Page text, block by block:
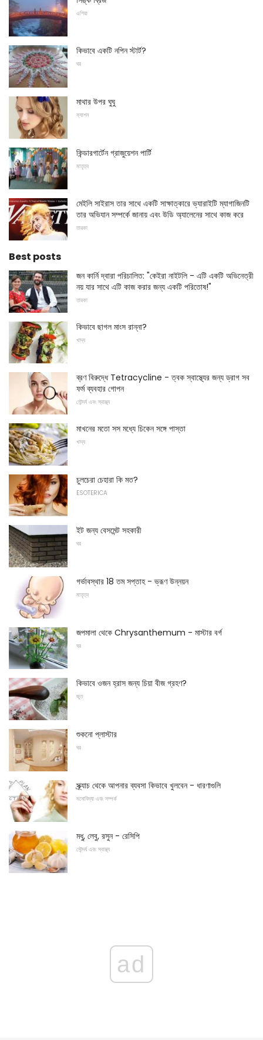
এশিয়া
কিভাবে একটি নপিন স্টার্ট?
ঘর
মাথার উপর ঘুঘু
ফ্যাশন
কিন্ডারগার্টেন গ্রাজুয়েশন পার্টি
মাতৃত্ব
মেইলি সাইরাস তার সাথে একটি সাক্ষাত্কারে ভ্যারাইটি ম্যাগাজিনটি
তার অভিযান সম্পর্কে জানায় এবং উডি অ্যালেনের সাথে কাজ করে
তারকা
Best posts
জন কার্নি দ্বারা পরিচালিত: "কেইরা নাইটলি - এটি একটি অভিনেত্রী
নয় যার সাথে এটি কাজ করার জন্য একটি পরিতোষ!"
তারকা
কিভাবে ছাগল মাংস রান্না?
খাদ্য
ব্রণ বিরুদ্ধে Tetracycline - ত্বক স্বাস্থ্যের জন্য ড্রাগ সব
ফর্ম ব্যবহার গোপন
সৌন্দর্য এবং স্বাস্থ্য
মাখনের মতো সস মধ্যে চিকেন সঙ্গে পাস্তা
খাদ্য
চুলচেরা চেহারা কি মত?
ESOTERICA
ইট জন্য বেসমেন্ট সহকারী
ঘর
গর্ভাবস্থার 18 তম সপ্তাহ - ভ্রূণ উন্নয়ন
মাতৃত্ব
জপমালা থেকে Chrysanthemum - মাস্টার বর্গ
ঘর
কিভাবে ওজন হ্রাস জন্য চিয়া বীজ গ্রহণ?
জুত
শুকনো প্লাস্টার
ঘর
স্ক্র্যাচ থেকে আপনার ব্যবসা কিভাবে খুলবেন - ধারণাগুলি
মনোবিদ্যা এবং সম্পর্ক
মধু, লেবু, রসুন - রেসিপি
সৌন্দর্য এবং স্বাস্থ্য
ad